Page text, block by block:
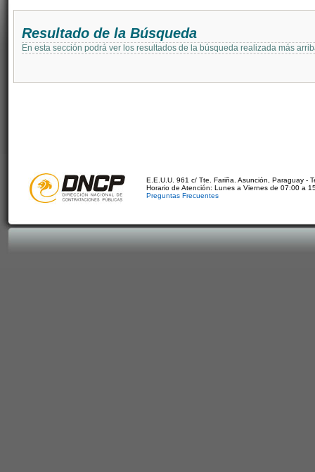
Resultado de la Búsqueda
En esta sección podrá ver los resultados de la búsqueda realizada más
E.E.U.U. 961 c/ Tte. Fariña. Asunción, Paraguay -
Horario de Atención: Lunes a Viernes de 07:00 a
Preguntas Frecuentes